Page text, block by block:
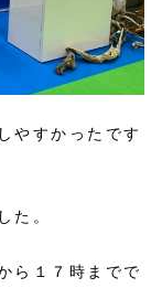
やすかったです
た。
ら１７時までで